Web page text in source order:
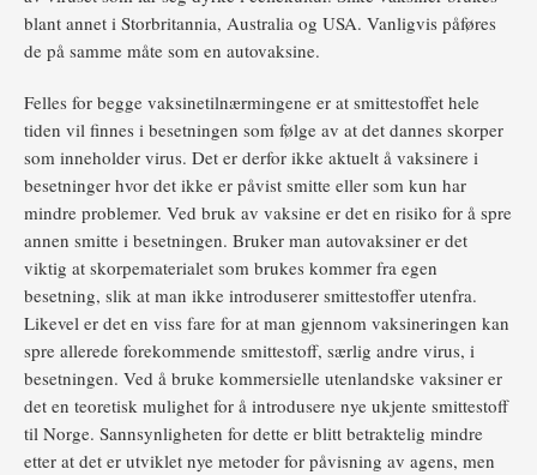
blant annet i Storbritannia, Australia og USA. Vanligvis påføres
de på samme måte som en autovaksine.
Felles for begge vaksinetilnærmingene er at smittestoffet hele
tiden vil finnes i besetningen som følge av at det dannes skorper
som inneholder virus. Det er derfor ikke aktuelt å vaksinere i
besetninger hvor det ikke er påvist smitte eller som kun har
mindre problemer. Ved bruk av vaksine er det en risiko for å spre
annen smitte i besetningen. Bruker man autovaksiner er det
viktig at skorpematerialet som brukes kommer fra egen
besetning, slik at man ikke introduserer smittestoffer utenfra.
Likevel er det en viss fare for at man gjennom vaksineringen kan
spre allerede forekommende smittestoff, særlig andre virus, i
besetningen. Ved å bruke kommersielle utenlandske vaksiner er
det en teoretisk mulighet for å introdusere nye ukjente smittestoff
til Norge. Sannsynligheten for dette er blitt betraktelig mindre
etter at det er utviklet nye metoder for påvisning av agens, men